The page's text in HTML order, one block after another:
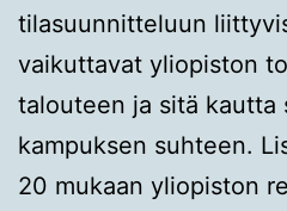
tilasuunnitteluun
vaikuttavat yliopiston
talouteen ja sitä kautta
kampuksen suhteen.
20 mukaan yliopiston